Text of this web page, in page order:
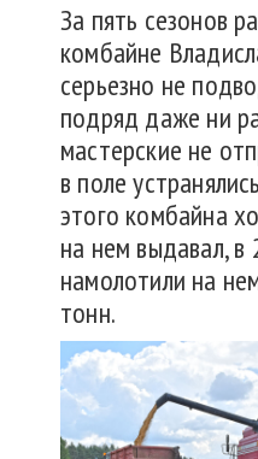
За пять сезонов
комбайне
серьезно не
подряд даже ни
мастерские не
в поле
этого комбайна
на нем выдавал, в
намолотили на
тонн.